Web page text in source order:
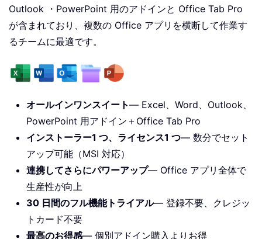
Outlook ・PowerPoint 用のアドインと Office Tab Pro
が含まれており、複数の Office アプリを横断して作業す
るチームに最適です。
オールインワンスイート— Excel、Word、Outlook、
PowerPoint 用アドイン＋Office Tab Pro
インストーラー1 つ、ライセンス1 つ— 数分でセット
アップ可能（MSI 対応）
連携してさらにパワーアップ— Office アプリ全体で
生産性が向上
30 日間のフル機能トライアル— 登録不要、クレジッ
トカード不要
最高のお得感— 個別アドイン購入よりお得